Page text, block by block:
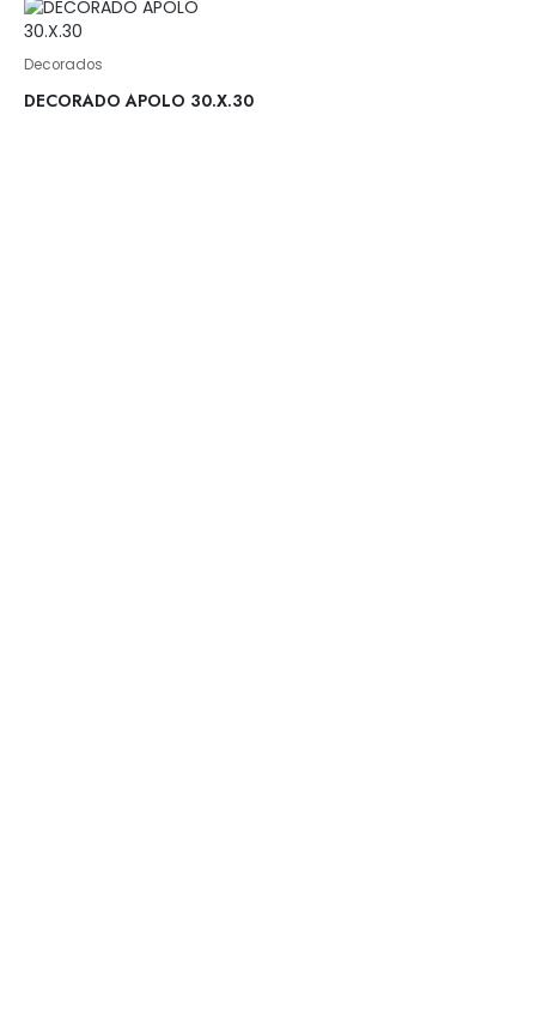
Decorados
DECORADO APOLO 30.X.30